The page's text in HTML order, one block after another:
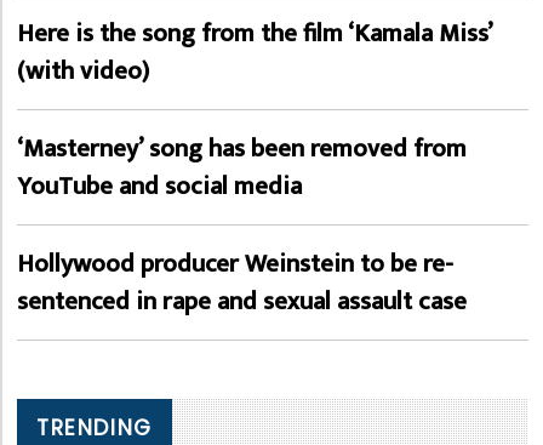
Here is the song from the film ‘Kamala Miss’
(with video)
‘Masterney’ song has been removed from
YouTube and social media
Hollywood producer Weinstein to be re-
sentenced in rape and sexual assault case
TRENDING